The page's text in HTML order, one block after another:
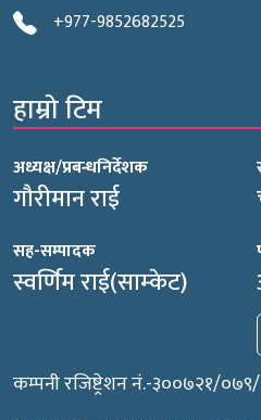
+977-9852682525
हाम्रो टिम
अध्यक्ष/प्रबन्धनिर्देशक
गौरीमान राई
सह-सम्पादक
स्वर्णिम राई(साम्केट)
कम्पनी रजिष्ट्रेशन नं.-३००७२१/